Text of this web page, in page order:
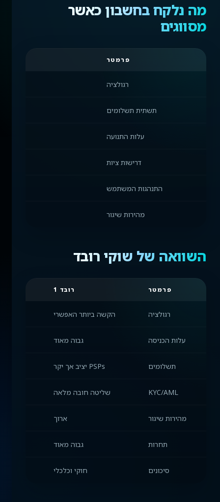
מה נלקח בחשבון כאשר
מסווגים
פרמטר
רגולציה
תשתית תשלומים
עלות התנועה
דרישות ציות
התנהגות המשתמש
מהירות שיגור
השוואה של שוקי רובד
פרמטר רובד 1
רגולציה הקשה ביותר האפשרי
עלות הכניסה גבוה מאוד
תשלומים PSPs יציב אך יקר
KYC/AML שליטה חובה מלאה
מהירות שיגור ארוך
תחרות גבוה מאוד
סיכונים חוקי וכלכלי